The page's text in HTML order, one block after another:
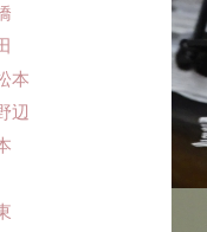
本
辺